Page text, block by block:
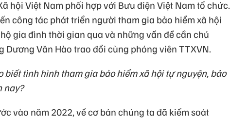
hội Việt Nam phối hợp với Bưu điện Việt Nam tổ chức.
công tác phát triển người tham gia bảo hiểm xã hội
gia đình thời gian qua và những vấn đề cần chú
Dương Văn Hào trao đổi cùng phóng viên TTXVN.
biết tình hình tham gia bảo hiểm xã hội tự nguyện, bảo
nay?
vào năm 2022, về cơ bản chúng ta đã kiểm soát